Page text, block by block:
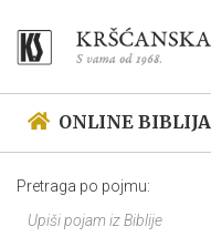
ONLINE BIBLIJA
Pretraga po pojmu: